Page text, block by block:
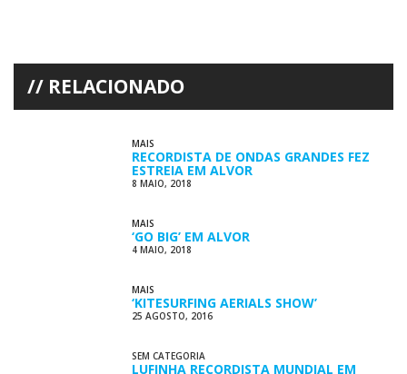
RELACIONADO
MAIS
RECORDISTA DE ONDAS GRANDES FEZ
ESTREIA EM ALVOR
8 MAIO, 2018
MAIS
‘GO BIG’ EM ALVOR
4 MAIO, 2018
MAIS
‘KITESURFING AERIALS SHOW’
25 AGOSTO, 2016
SEM CATEGORIA
LUFINHA RECORDISTA MUNDIAL EM